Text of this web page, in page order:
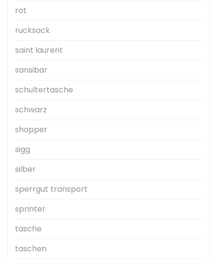
rot
rucksack
saint laurent
sansibar
schultertasche
schwarz
shopper
sigg
silber
sperrgut transport
sprinter
tasche
taschen